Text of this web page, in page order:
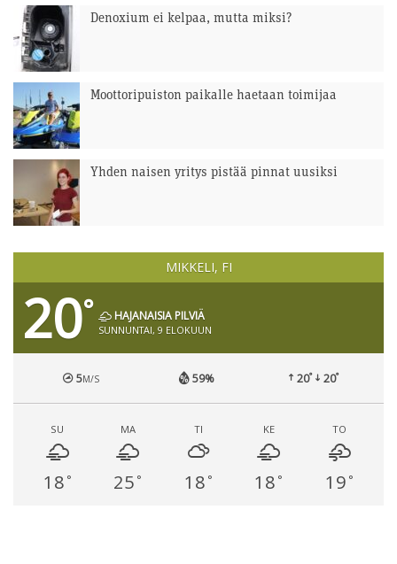
Denoxium ei kelpaa, mutta miksi?
Moottoripuiston paikalle haetaan toimijaa
Yhden naisen yritys pistää pinnat uusiksi
MIKKELI, FI
20° HAJANAISIA PILVIÄ
SUNNUNTAI, 9 ELOKUUN
5M/S 59% 20° 20°
SU
18 °
MA
25 °
TI
18 °
KE
18 °
TO
19 °